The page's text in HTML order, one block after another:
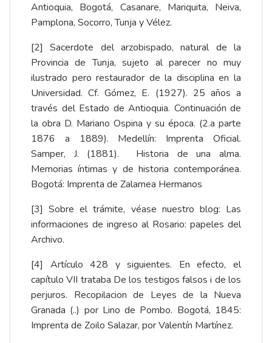
Antioquia, Bogotá, Casanare, Mariquita, Neiva,
Pamplona, Socorro, Tunja y Vélez.
[2] Sacerdote del arzobispado, natural de la
Provincia de Tunja, sujeto al parecer no muy
ilustrado pero restaurador de la disciplina en la
Universidad. Cf. Gómez, E. (1927). 25 años a
través del Estado de Antioquia. Continuación de
la obra D. Mariano Ospina y su época. (2.a parte
1876 a 1889). Medellín: Imprenta Oficial.
Samper, J. (1881). Historia de una alma.
Memorias íntimas y de historia contemporánea.
Bogotá: Imprenta de Zalamea Hermanos
[3] Sobre el trámite, véase nuestro blog: Las
informaciones de ingreso al Rosario: papeles del
Archivo.
[4] Artículo 428 y siguientes. En efecto, el
capítulo VII trataba De los testigos falsos i de los
perjuros. Recopilacion de Leyes de la Nueva
Granada (..) por Lino de Pombo. Bogotá, 1845:
Imprenta de Zoilo Salazar, por Valentín Martínez.